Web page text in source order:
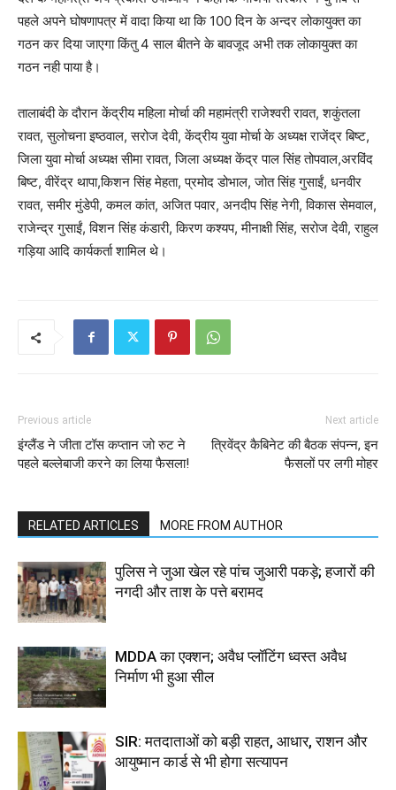
पहले अपने घोषणापत्र में वादा किया था कि 100 दिन के अन्दर लोकायुक्त का
गठन कर दिया जाएगा किंतु 4 साल बीतने के बावजूद अभी तक लोकायुक्त का
गठन नही पाया है।
तालाबंदी के दौरान केंद्रीय महिला मोर्चा की महामंत्री राजेश्वरी रावत, शकुंतला
रावत, सुलोचना इष्ठवाल, सरोज देवी, केंद्रीय युवा मोर्चा के अध्यक्ष राजेंद्र बिष्ट,
जिला युवा मोर्चा अध्यक्ष सीमा रावत, जिला अध्यक्ष केंद्र पाल सिंह तोपवाल,अरविंद
बिष्ट, वीरेंद्र थापा,किशन सिंह मेहता, प्रमोद डोभाल, जोत सिंह गुसाईं, धनवीर
रावत, समीर मुंडेपी, कमल कांत, अजित पवार, अनदीप सिंह नेगी, विकास सेमवाल,
राजेन्द्र गुसाईं, विशन सिंह कंडारी, किरण कश्यप, मीनाक्षी सिंह, सरोज देवी, राहुल
गड़िया आदि कार्यकर्ता शामिल थे।
Previous article
इंग्लैंड ने जीता टॉस कप्तान जो रुट ने
पहले बल्लेबाजी करने का लिया फैसला!
Next article
त्रिवेंद्र कैबिनेट की बैठक संपन्न, इन
फैसलों पर लगी मोहर
RELATED ARTICLES MORE FROM AUTHOR
पुलिस ने जुआ खेल रहे पांच जुआरी पकड़े; हजारों की
नगदी और ताश के पत्ते बरामद
MDDA का एक्शन; अवैध प्लॉटिंग ध्वस्त अवैध
निर्माण भी हुआ सील
SIR: मतदाताओं को बड़ी राहत, आधार, राशन और
आयुष्मान कार्ड से भी होगा सत्यापन